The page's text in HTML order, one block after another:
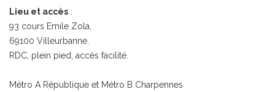
Lieu et accès :
93 cours Emile Zola,
69100 Villeurbanne.
RDC, plein pied, accès facilité.
Métro A République et Métro B Charpennes